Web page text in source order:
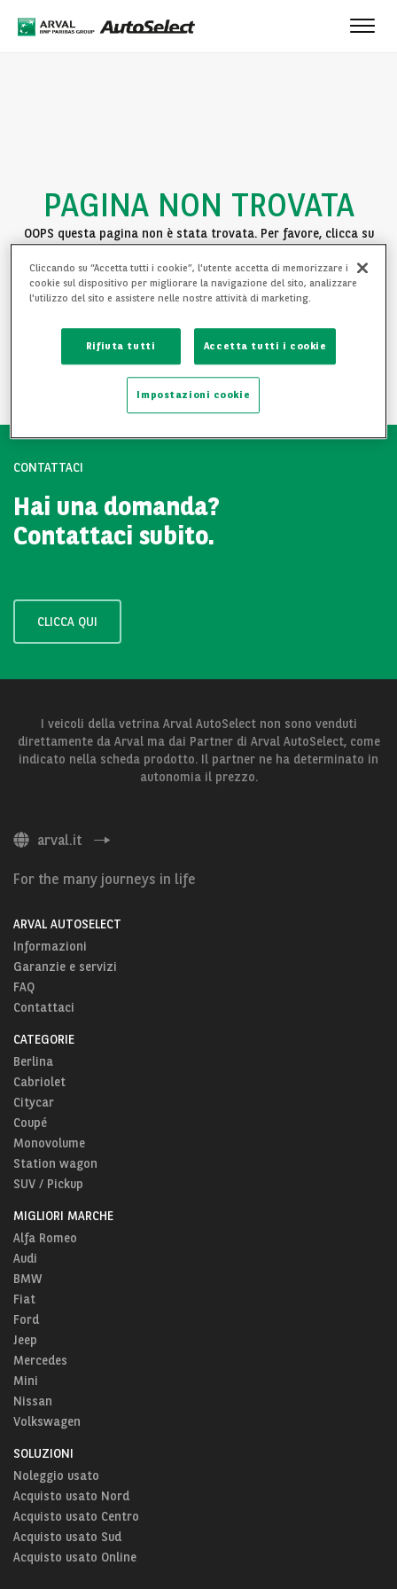
PAGINA NON TROVATA
OOPS questa pagina non è stata trovata. Per favore, clicca su
TORNA ALLA HOMEPAGE
CONTATTACI
Hai una domanda?
Contattaci subito.
CLICCA QUI
I veicoli della vetrina Arval AutoSelect non sono venduti
direttamente da Arval ma dai Partner di Arval AutoSelect, come
indicato nella scheda prodotto. Il partner ne ha determinato in
autonomia il prezzo.
arval.it
For the many journeys in life
ARVAL AUTOSELECT
Informazioni
Garanzie e servizi
FAQ
Contattaci
CATEGORIE
Berlina
Cabriolet
Citycar
Coupé
Monovolume
Station wagon
SUV / Pickup
MIGLIORI MARCHE
Alfa Romeo
Audi
BMW
Fiat
Ford
Jeep
Mercedes
Mini
Nissan
Volkswagen
SOLUZIONI
Noleggio usato
Acquisto usato Nord
Acquisto usato Centro
Acquisto usato Sud
Acquisto usato Online
Cliccando su “Accetta tutti i cookie”, l'utente accetta di memorizzare i
cookie sul dispositivo per migliorare la navigazione del sito, analizzare
l'utilizzo del sito e assistere nelle nostre attività di marketing.
Rifiuta tutti Accetta tutti i cookie
Impostazioni cookie